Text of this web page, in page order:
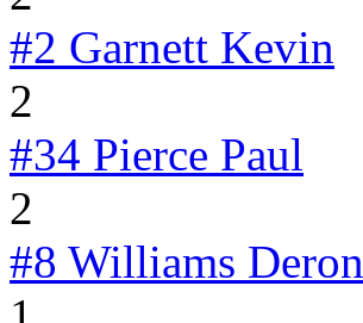
#2 Garnett Kevin
2
#34 Pierce Paul
2
#8 Williams Deron